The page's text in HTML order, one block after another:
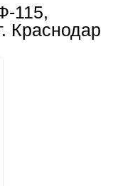
115,
. Краснодар